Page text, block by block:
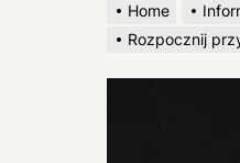
Home
Rozpocznij